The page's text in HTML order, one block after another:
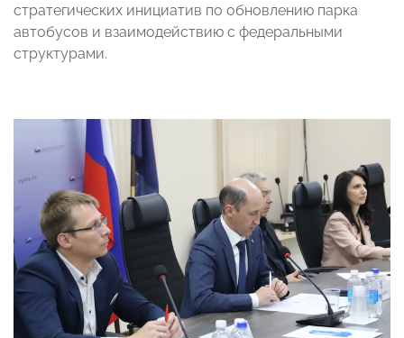
стратегических инициатив по обновлению парка
автобусов и взаимодействию с федеральными
структурами.